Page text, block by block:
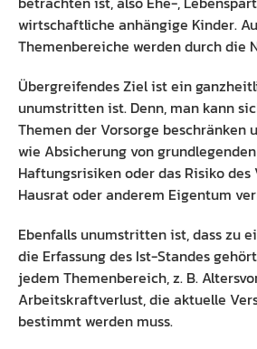
wirtschaftliche anhängige Kinder.
Themenbereiche werden durch die
Übergreifendes Ziel ist ein
unumstritten ist. Denn, man kann
Themen der Vorsorge beschränken
wie Absicherung von
Haftungsrisiken oder das Risiko des
Hausrat oder anderem Eigentum
Ebenfalls unumstritten ist, dass zu
die Erfassung des Ist-Standes
jedem Themenbereich, z. B.
Arbeitskraftverlust, die aktuelle
bestimmt werden muss.